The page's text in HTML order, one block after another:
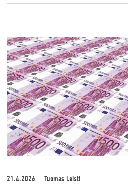
21.4.2026 Tuomas Leisti